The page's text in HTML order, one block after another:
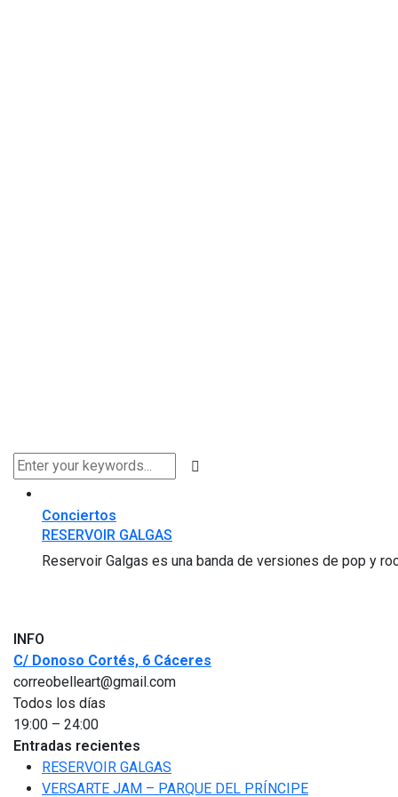
Conciertos
RESERVOIR GALGAS
Reservoir Galgas es una banda de versiones de pop y
INFO
C/ Donoso Cortés, 6 Cáceres
correobelleart@gmail.com
Todos los días
19:00 – 24:00
Entradas recientes
RESERVOIR GALGAS
VERSARTE JAM – PARQUE DEL PRÍNCIPE